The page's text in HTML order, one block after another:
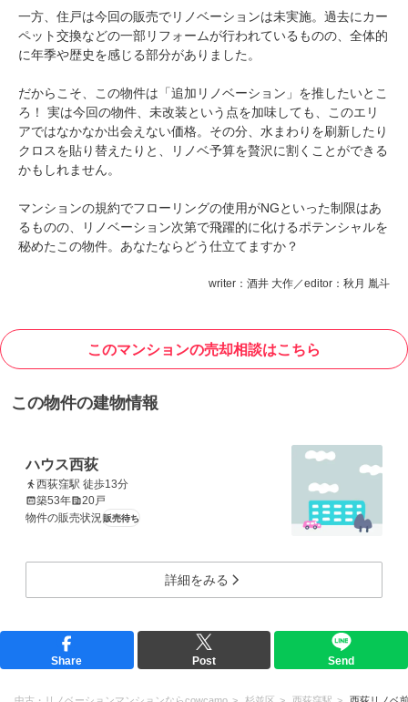
一方、住戸は今回の販売でリノベーションは未実施。過去にカー
ペット交換などの一部リフォームが行われているものの、全体的
に年季や歴史を感じる部分がありました。
だからこそ、この物件は「追加リノベーション」を推したいとこ
ろ！ 実は今回の物件、未改装という点を加味しても、このエリ
アではなかなか出会えない価格。その分、水まわりを刷新したり
クロスを貼り替えたりと、リノベ予算を贅沢に割くことができる
かもしれません。
マンションの規約でフローリングの使用がNGといった制限はあ
るものの、リノベーション次第で飛躍的に化けるポテンシャルを
秘めたこの物件。あなたならどう仕立てますか？
writer：酒井 大作／editor：秋月 胤斗
このマンションの売却相談はこちら
この物件の建物情報
ハウス西荻
西荻窪駅 徒歩13分
築53年
20戸
物件の販売状況販売待ち
詳細をみる
Share Post Send